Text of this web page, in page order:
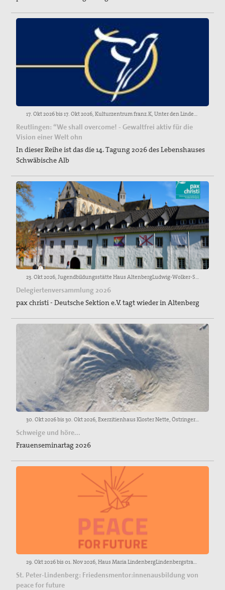
17. Okt 2026 bis 17. Okt 2026, Kulturzentrum franz.K, Unter den Linden 23, 72762 Reutlingen
Reutlingen: “We shall overcome! - Gewaltfrei aktiv für die
Vision einer Welt ohn
In dieser Reihe ist das die 14. Tagung 2026 des Lebenshauses
Schwäbische Alb
23. Okt 2026, Jugendbildungsstätte Haus AltenbergLudwig-Wolker-Straße 1251519 Odenthal
Delegiertenversammlung 2026
pax christi - Deutsche Sektion e.V. tagt wieder in Altenberg
30. Okt 2026 bis 30. Okt 2026, Exerzitienhaus Kloster Nette, Östringer Weg 120, 49090 Osnabrück
Schweige und höre...
Frauenseminartag 2026
29. Okt 2026 bis 01. Nov 2026, Haus Maria LindenbergLindenbergstraße 2579271 St. PeterTel.: 07661 9300-0info@haus-maria-lindenberg.de
St. Peter-Lindenberg: Friedensmentor:innenausbildung von
peace for future